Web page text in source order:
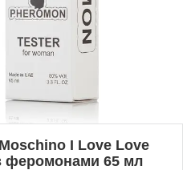
I Love Love
феромонами 65 мл